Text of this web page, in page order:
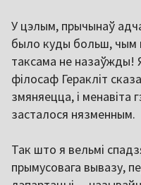
У цэлым, прычынаў
было куды больш, чым
таксама не назаўжды!
філосаф Геракліт
змяняецца, і менавіта
засталося нязменным.
Так што я вельмі
прымусовага вывазу,